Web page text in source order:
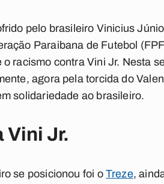
pelo brasileiro Vinicius
Paraibana de Futebol
o racismo contra Vini Jr. Nesta
agora pela torcida do
solidariedade ao brasileiro.
Vini Jr.
se posicionou foi oTreze,